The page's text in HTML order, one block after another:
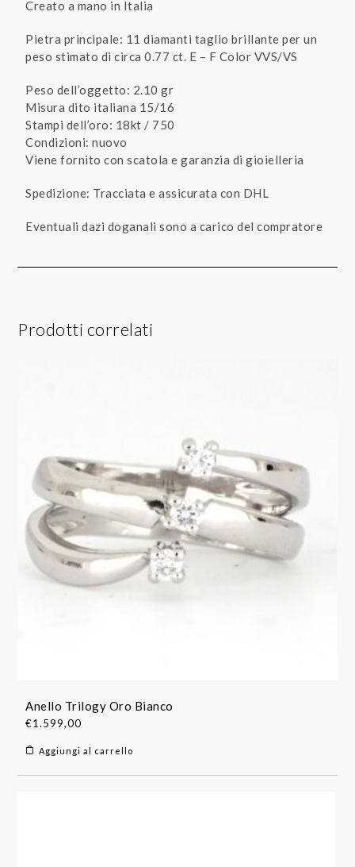
Creato a mano in Italia
Pietra principale: 11 diamanti taglio brillante per un
peso stimato di circa 0.77 ct. E – F Color VVS/VS
Peso dell’oggetto: 2.10 gr
Misura dito italiana 15/16
Stampi dell’oro: 18kt / 750
Condizioni: nuovo
Viene fornito con scatola e garanzia di gioielleria
Spedizione: Tracciata e assicurata con DHL
Eventuali dazi doganali sono a carico del compratore
Prodotti correlati
Anello Trilogy Oro Bianco
€1.599,00
Aggiungi al carrello